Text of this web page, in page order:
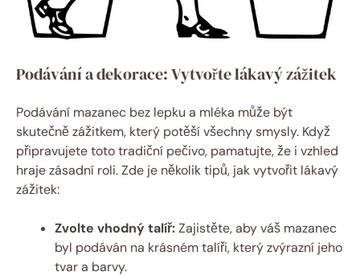
Podávání a dekorace: Vytvořte ‍lákavý⁣ zážitek
Podávání ⁣mazanec‌ bez lepku a ⁢mléka může být‍
skutečně zážitkem, který⁣ potěší‍ všechny ​smysly. Když
připravujete‌ toto tradiční⁤ pečivo, pamatujte, ‍že i vzhled
hraje zásadní roli. Zde​ je​ několik tipů, jak ⁣vytvořit ‍lákavý
zážitek:
Zvolte vhodný talíř:Zajistěte, aby váš mazanec
byl podáván⁢ na krásném⁣ talíři,⁣ který zvýrazní⁢ jeho
⁢tvar a ‌barvy.